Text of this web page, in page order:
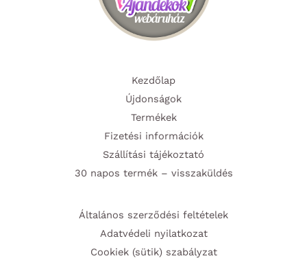
Kezdőlap
Újdonságok
Termékek
Fizetési információk
Szállítási tájékoztató
30 napos termék – visszaküldés
Általános szerződési feltételek
Adatvédeli nyilatkozat
Cookiek (sütik) szabályzat